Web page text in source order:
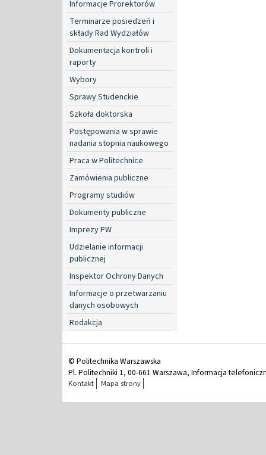
Informacje Prorektorów
Terminarze posiedzeń i
składy Rad Wydziałów
Dokumentacja kontroli i
raporty
Wybory
Sprawy Studenckie
Szkoła doktorska
Postępowania w sprawie
nadania stopnia naukowego
Praca w Politechnice
Zamówienia publiczne
Programy studiów
Dokumenty publiczne
Imprezy PW
Udzielanie informacji
publicznej
Inspektor Ochrony Danych
Informacje o przetwarzaniu
danych osobowych
Redakcja
© Politechnika Warszawska
Pl. Politechniki 1, 00-661 Warszawa, Informacja
Kontakt Mapa strony